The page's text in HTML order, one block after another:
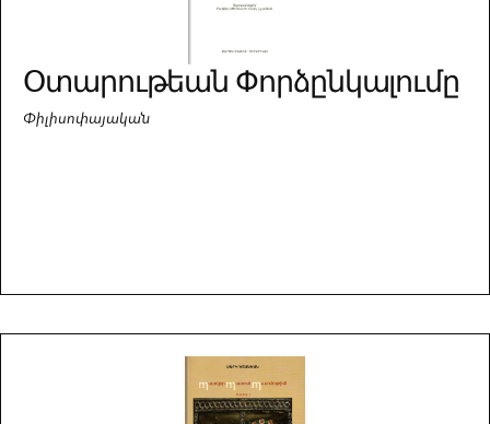
Օտարութեան Փորձընկալումը
Փիլիսոփայական